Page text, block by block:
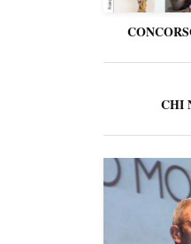
CHI